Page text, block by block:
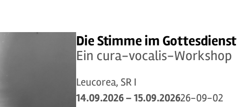
Die Stimme im Gottesdienst
Ein cura-vocalis-Workshop
Leucorea, SR I
14.09.2026 – 15.09.202626-09-02